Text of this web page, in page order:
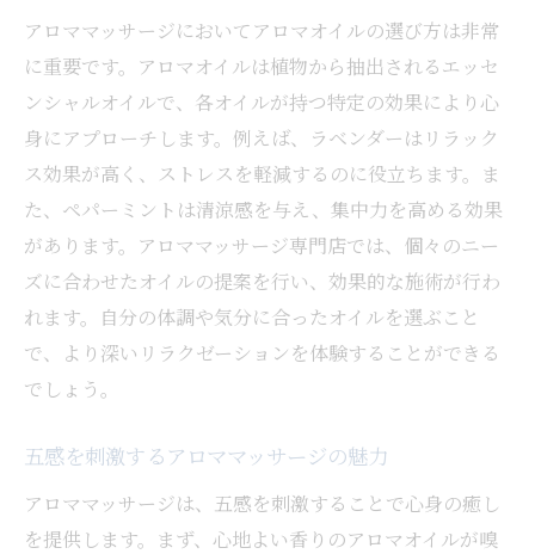
ストレス解消に最適なアロママッサージの選び
方
自分に合ったアロマオイルの選び方
施術時間とコースの選び方
口コミや評判を参考にする方法
訪れる前に知っておきたいこと
初心者におすすめのアロママッサージコー
ス
しのひととき
初めての方でも安心の施術内容
予約制で味わうプライベートな空間
アロママッサージにおいてアロマオイルの選び方は非常
に重要です。アロマオイルは植物から抽出されるエッセ
ンシャルオイルで、各オイルが持つ特定の効果により心
身にアプローチします。例えば、ラベンダーはリラック
ス効果が高く、ストレスを軽減するのに役立ちます。ま
た、ペパーミントは清涼感を与え、集中力を高める効果
があります。アロママッサージ専門店では、個々のニー
ズに合わせたオイルの提案を行い、効果的な施術が行わ
れます。自分の体調や気分に合ったオイルを選ぶこと
で、より深いリラクゼーションを体験することができる
でしょう。
五感を刺激するアロママッサージの魅力
アロママッサージは、五感を刺激することで心身の癒し
を提供します。まず、心地よい香りのアロマオイルが嗅